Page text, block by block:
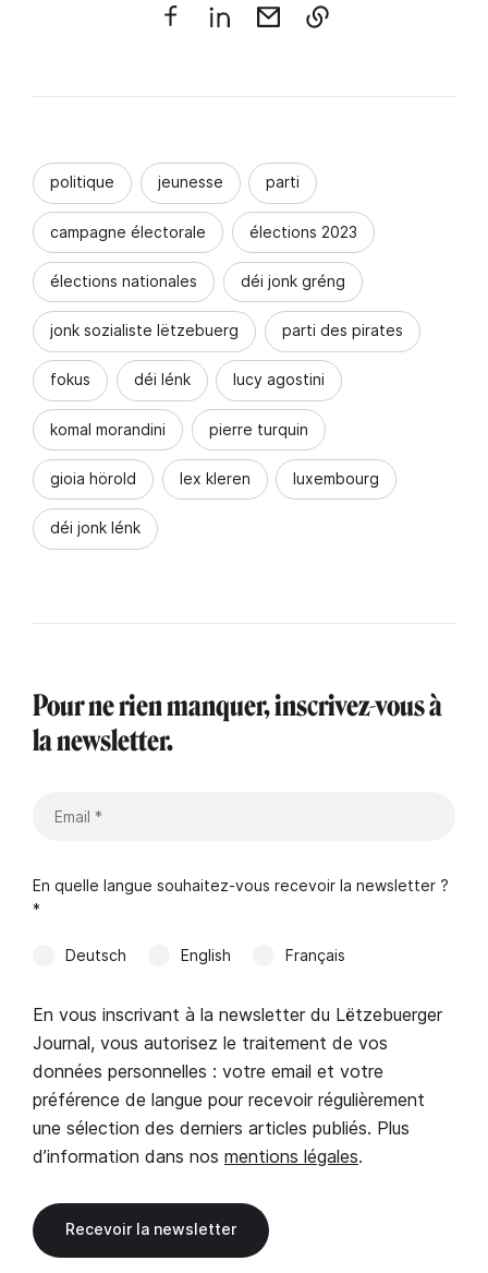
politique jeunesse parti
campagne électorale élections 2023
élections nationales déi jonk gréng
jonk sozialiste lëtzebuerg parti des pirates
fokus déi lénk lucy agostini
komal morandini pierre turquin
gioia hörold lex kleren luxembourg
déi jonk lénk
Pour ne rien manquer, inscrivez-vous à
la newsletter.
En quelle langue souhaitez-vous recevoir la newsletter ?
*
Deutsch English Français
En vous inscrivant à la newsletter du Lëtzebuerger
Journal, vous autorisez le traitement de vos
données personnelles : votre email et votre
préférence de langue pour recevoir régulièrement
une sélection des derniers articles publiés. Plus
d’information dans nos mentions légales.